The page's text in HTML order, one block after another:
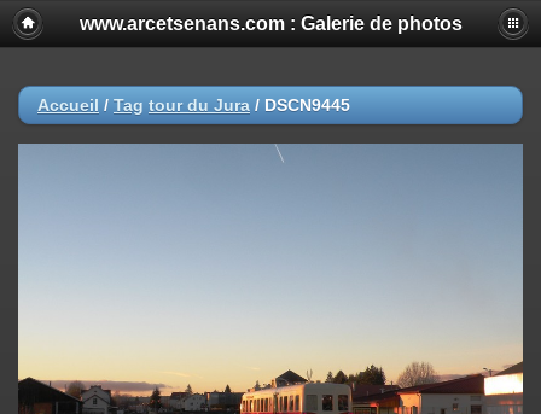
www.arcetsenans.com : Galerie de photos
Accueil / Tag tour du Jura / DSCN9445